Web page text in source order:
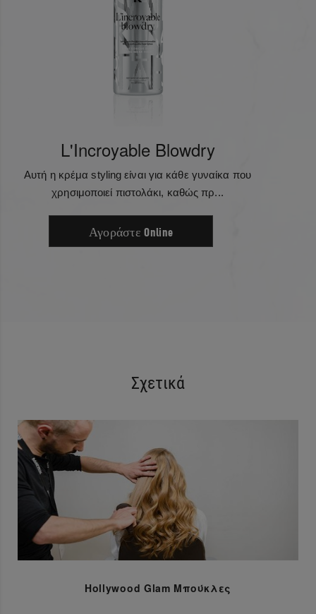
L'Incroyable Blowdry
Αυτή η κρέμα styling είναι για κάθε γυναίκα που
χρησιμοποιεί πιστολάκι, καθώς πρ...
Αγοράστε Online
Σχετικά
Hollywood Glam Μπούκλες